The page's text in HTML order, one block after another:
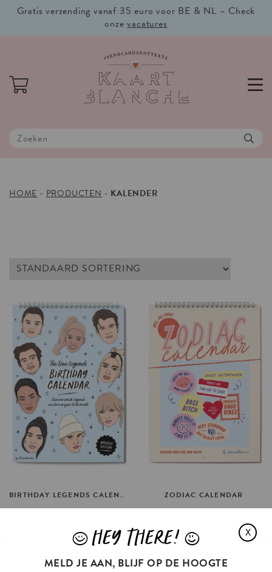
Gratis verzending vanaf 35 euro voor BE & NL – Check
onzevacatures
HOME - PRODUCTEN - KALENDER
BIRTHDAY LEGENDS CALENDAR *UPDATED
IN WINKELMAND
ZODIAC CALENDAR
IN WINKELMAND X
JHEY THERE! L
MELD JE AAN, BLIJF OP DE HOOGTE